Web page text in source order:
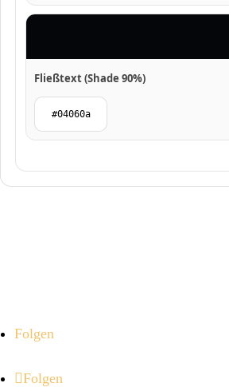
Fließtext (Shade 90%)
#04060a
Folgen
Folgen